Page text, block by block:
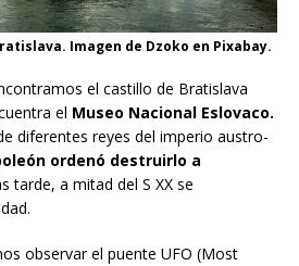
Imagen de Dzoko en Pixabay.
el castillo de Bratislava
el Museo Nacional Eslovaco.
diferentes reyes del imperio austro-
ordenó destruirlo a
tarde, a mitad del S XX se
observar el puente UFO (Most